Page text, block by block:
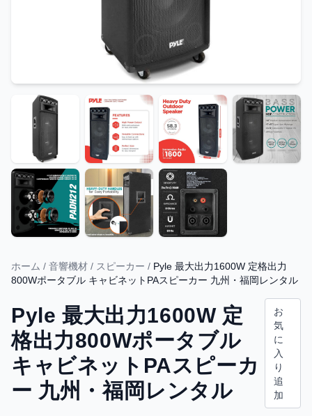
ホーム / 音響機材 / スピーカー / Pyle 最大出力1600W 定格出力
800Wポータブル キャビネットPAスピーカー 九州・福岡レンタル
Pyle 最大出力1600W 定
格出力800Wポータブル
キャビネットPAスピーカ
ー 九州・福岡レンタル
お
気
に
入
り
追
加